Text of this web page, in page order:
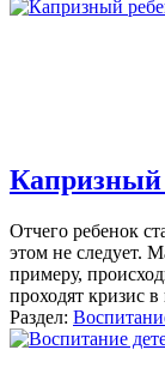
Капризный
Отчего ребенок
этом не следует.
примеру,
проходят кризис в
Раздел: